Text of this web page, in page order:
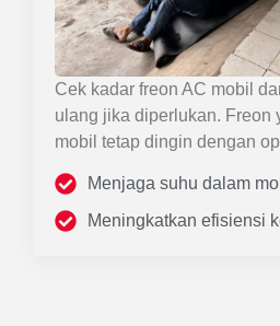
Cek kadar freon AC mobil
ulang jika diperlukan. Freon
mobil tetap dingin dengan
Menjaga suhu dalam
Meningkatkan efisiensi